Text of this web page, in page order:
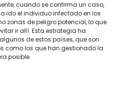
cuando se confirma un caso,
ido el individuo infectado en los
zonas de peligro potencial, lo que
ir allí. Esta estrategia ha
de estos países, que son
como los que han gestionado la
posible.